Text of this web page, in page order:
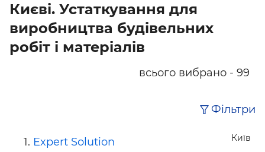
Києві. Устаткування для
виробництва будівельних
робіт і матеріалів
всього вибрано - 99
Фільтри
Київ
Expert Solution